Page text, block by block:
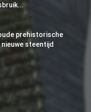
prehistorische
steentijd